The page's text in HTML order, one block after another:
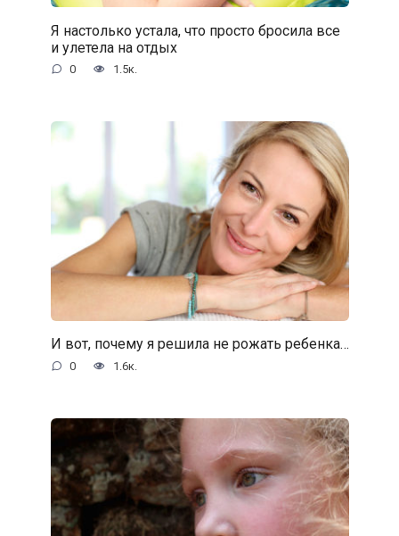
Я настолько устала, что просто бросила все
и улетела на отдых
0 1.5к.
И вот, почему я решила не рожать ребенка…
0 1.6к.